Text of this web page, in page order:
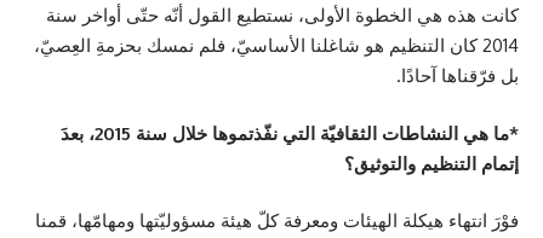
كانت هذه هي الخطوة الأولى، نستطيع القول أنّه حتّى أواخر سنة
2014 كان التنظيم هو شاغلنا الأساسيّ، فلم نمسك بحزمةِ العِصيّ،
بل فرّقناها آحادًا.
*ما هي النشاطات الثقافيّة التي نفّذتموها خلال سنة 2015، بعدَ
إتمام التنظيم والتوثيق؟
فوْرَ انتهاء هيكلة الهيئات ومعرفة كلّ هيئة مسؤوليّتها ومهامّها، قمنا